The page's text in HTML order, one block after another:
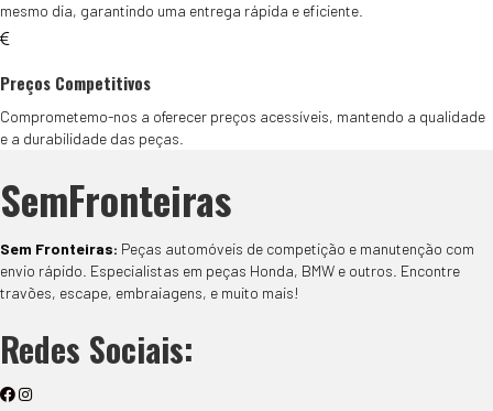
mesmo dia, garantindo uma entrega rápida e eficiente.
Preços Competitivos
Comprometemo-nos a oferecer preços acessíveis, mantendo a qualidade
e a durabilidade das peças.
SemFronteiras
Sem Fronteiras: Peças automóveis de competição e manutenção com
envio rápido. Especialistas em peças Honda, BMW e outros. Encontre
travões, escape, embraiagens, e muito mais!
Redes Sociais: